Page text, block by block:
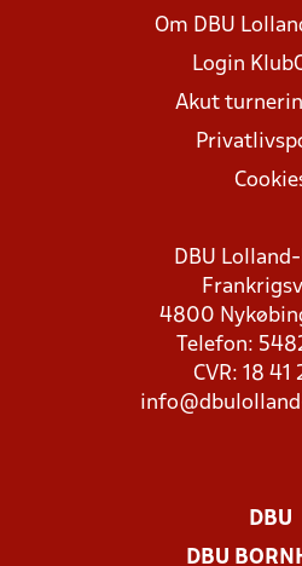
Om DBU
Login
Akut
DBU
4800
Telefon:
CVR: 18 41
DBU
DBU